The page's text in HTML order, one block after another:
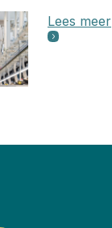
Lees meer